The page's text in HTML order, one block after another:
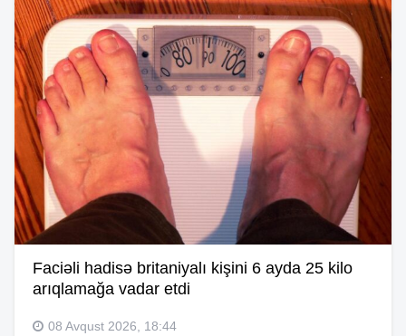
Faciəli hadisə britaniyalı kişini 6 ayda 25 kilo
arıqlamağa vadar etdi
08 Avqust 2026, 18:44